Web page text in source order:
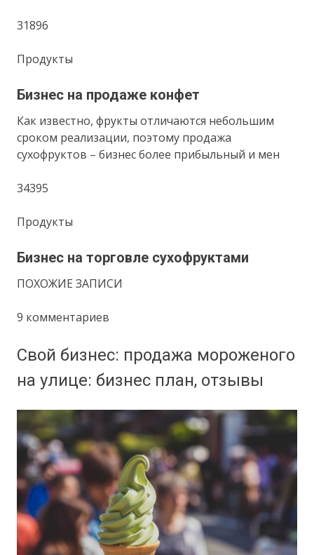
31896
Продукты
Бизнес на продаже конфет
Как известно, фрукты отличаются небольшим
сроком реализации, поэтому продажа
сухофруктов – бизнес более прибыльный и мен
34395
Продукты
Бизнес на торговле сухофруктами
ПОХОЖИЕ ЗАПИСИ
9 комментариев
Свой бизнес: продажа мороженого
на улице: бизнес план, отзывы